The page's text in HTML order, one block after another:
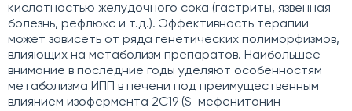
кислотностью желудочного сока (гастриты, язвенная
болезнь, рефлюкс и т.д.). Эффективность терапии
может зависеть от ряда генетических полиморфизмов,
влияющих на метаболизм препаратов. Наибольшее
внимание в последние годы уделяют особенностям
метаболизма ИПП в печени под преимущественным
влиянием изофермента 2С19 (S-мефенитонин